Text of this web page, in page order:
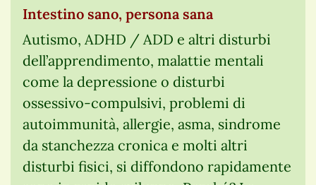
Intestino sano, persona sana
Autismo, ADHD / ADD e altri disturbi
dell’apprendimento, malattie mentali
come la depressione o disturbi
ossessivo-compulsivi, problemi di
autoimmunità, allergie, asma, sindrome
da stanchezza cronica e molti altri
disturbi fisici, si diffondono rapidamente